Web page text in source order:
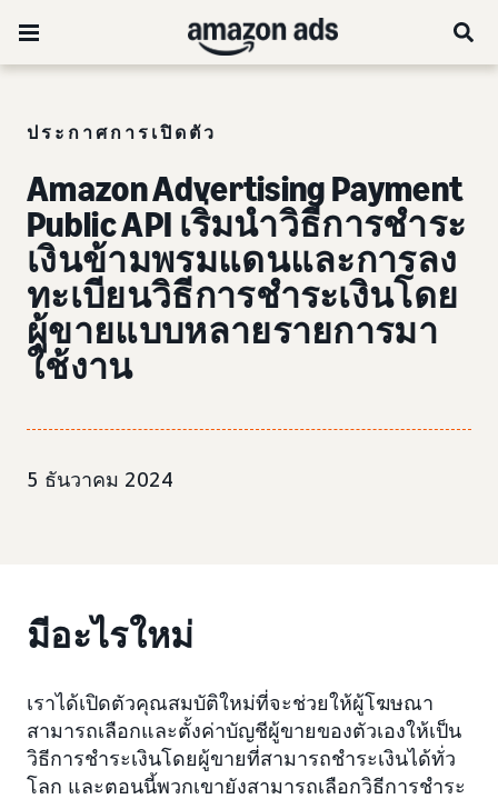
ประกาศการเปิดตัว
Amazon Advertising Payment
Public API เริ่มนำวิธีการชำระ
เงินข้ามพรมแดนและการลง
ทะเบียนวิธีการชำระเงินโดย
ผู้ขายแบบหลายรายการมา
ใช้งาน
5 ธันวาคม 2024
มีอะไรใหม่
เราได้เปิดตัวคุณสมบัติใหม่ที่จะช่วยให้ผู้โฆษณา
สามารถเลือกและตั้งค่าบัญชีผู้ขายของตัวเองให้เป็น
วิธีการชำระเงินโดยผู้ขายที่สามารถชำระเงินได้ทั่ว
โลก และตอนนี้พวกเขายังสามารถเลือกวิธีการชำระ